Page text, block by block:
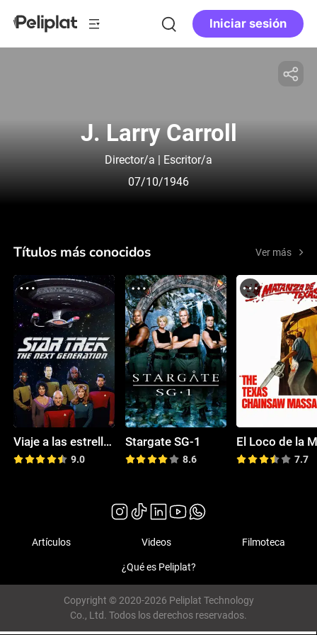
Iniciar sesión
J. Larry Carroll
Director/a | Escritor/a
07/10/1946
Títulos más conocidos Ver más
Viaje a las estrellas: La nueva generación
9.0
Stargate SG-1
8.6 7.7
Artículos Videos Filmoteca
¿Qué es Peliplat?
Copyright © 2020-2026 Peliplat Technology
Co., Ltd. Todos los derechos reservados.